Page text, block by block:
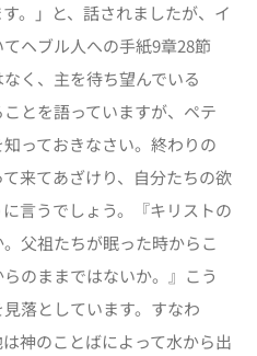
。」と、話されましたが、イ
ヘブル人への手紙9章28節
く、主を待ち望んでいる
とを語っていますが、ペテ
っておきなさい。終わりの
来てあざけり、自分たちの欲
言うでしょう。『キリストの
父祖たちが眠った時からこ
のままではないか。』こう
落としています。すなわ
神のことばによって水から出